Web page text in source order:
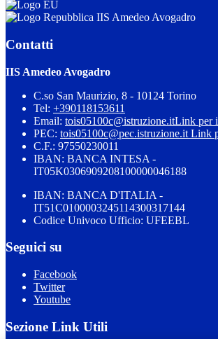
IIS Amedeo Avogadro
Contatti
IIS Amedeo Avogadro
C.so San Maurizio, 8 - 10124 Torino
Tel: +390118153611
Email: tois05100c@istruzione.itLink per
PEC: tois05100c@pec.istruzione.it Link
C.F.: 97550230011
IBAN: BANCA INTESA -
IT05K0306909208100000046188
IBAN: BANCA D'ITALIA -
IT51C0100003245114300317144
Codice Univoco Ufficio: UFEEBL
Seguici su
Facebook
Twitter
Youtube
Sezione Link Utili